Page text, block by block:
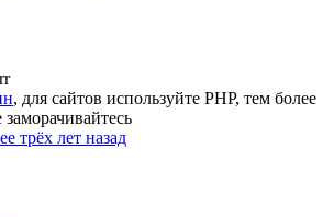
, для сайтов используйте PHP, тем более
трёх лет назад